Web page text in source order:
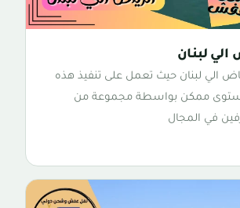
لبنان
الي لبنان حيث تعمل على تنفيذ هذه
مستوى ممكن بواسطة مجموعة من
في المجال